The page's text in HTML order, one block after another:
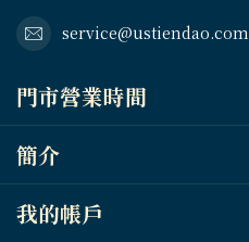
service@ustiendao.com
門市營業時間
簡介
我的帳戶